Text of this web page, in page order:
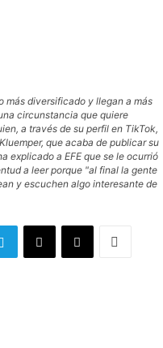
más diversificado y llegan a más
circunstancia que quiere
a través de su perfil en TikTok,
que acaba de publicar su
explicado a EFE que se le ocurrió
a leer porque "al final la gente
y escuchen algo interesante de